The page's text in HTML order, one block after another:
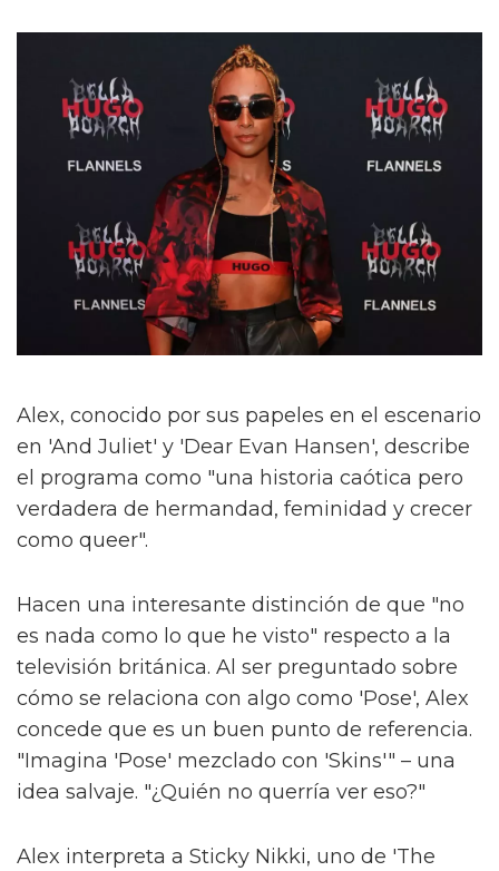
Alex, conocido por sus papeles en el escenario
en 'And Juliet' y 'Dear Evan Hansen', describe
el programa como "una historia caótica pero
verdadera de hermandad, feminidad y crecer
como queer".
Hacen una interesante distinción de que "no
es nada como lo que he visto" respecto a la
televisión británica. Al ser preguntado sobre
cómo se relaciona con algo como 'Pose', Alex
concede que es un buen punto de referencia.
"Imagina 'Pose' mezclado con 'Skins'" – una
idea salvaje. "¿Quién no querría ver eso?"
Alex interpreta a Sticky Nikki, uno de 'The